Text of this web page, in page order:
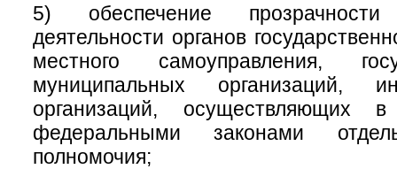
5) обеспечение
деятельности органов
местного самоуправления,
муниципальных организаций,
организаций, осуществляющих
федеральными законами
полномочия;